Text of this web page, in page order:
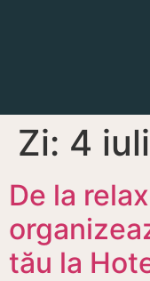
Zi: 4
De la
tău la